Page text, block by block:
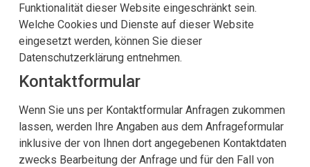
Funktionalität dieser Website eingeschränkt sein.
Welche Cookies und Dienste auf dieser Website
eingesetzt werden, können Sie dieser
Datenschutzerklärung entnehmen.
Kontaktformular
Wenn Sie uns per Kontaktformular Anfragen zukommen
lassen, werden Ihre Angaben aus dem Anfrageformular
inklusive der von Ihnen dort angegebenen Kontaktdaten
zwecks Bearbeitung der Anfrage und für den Fall von